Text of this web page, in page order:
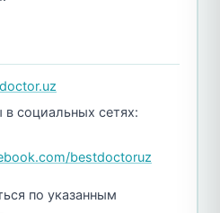
социальных сетях:
bestdoctoruz
по указанным